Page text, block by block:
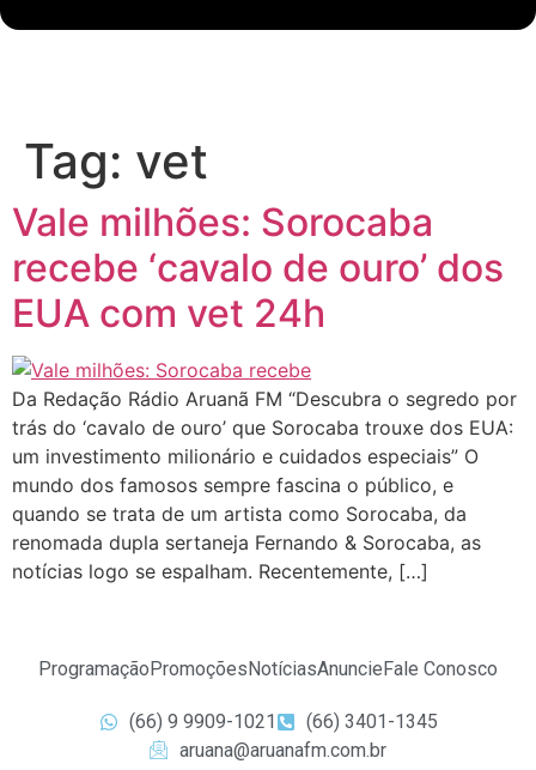
Tag: vet
Vale milhões: Sorocaba
recebe ‘cavalo de ouro’ dos
EUA com vet 24h
Da Redação Rádio Aruanã FM “Descubra o segredo por
trás do ‘cavalo de ouro’ que Sorocaba trouxe dos EUA:
um investimento milionário e cuidados especiais” O
mundo dos famosos sempre fascina o público, e
quando se trata de um artista como Sorocaba, da
renomada dupla sertaneja Fernando & Sorocaba, as
notícias logo se espalham. Recentemente, […]
Programação Promoções NotíciasAnuncie Fale Conosco
(66) 9 9909-1021
(66) 3401-1345
aruana@aruanafm.com.br